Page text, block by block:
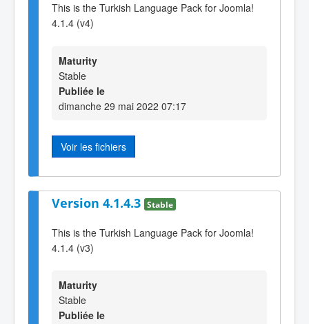
This is the Turkish Language Pack for Joomla!
4.1.4 (v4)
Maturity
Stable
Publiée le
dimanche 29 mai 2022 07:17
Voir les fichiers
Version 4.1.4.3 Stable
This is the Turkish Language Pack for Joomla!
4.1.4 (v3)
Maturity
Stable
Publiée le